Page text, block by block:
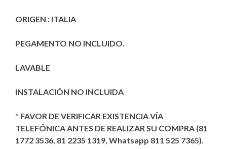
ORIGEN : ITALIA
PEGAMENTO NO INCLUIDO.
LAVABLE
INSTALACIÓN NO INCLUIDA
* FAVOR DE VERIFICAR EXISTENCIA VÍA
TELEFÓNICA ANTES DE REALIZAR SU COMPRA (81
1772 3536, 81 2235 1319, Whatsapp 811 525 7365).